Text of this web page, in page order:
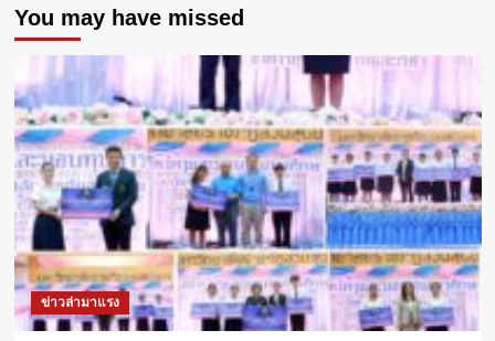
แห่ง
อนาคต
!
จิ
สติ
กส์
(ภาค
พิเศษ)
สวนสุนันทา
ร่วม
กับ
ITBS
LOGISTICS
เรียน
วัน
You may have missed
ข่าวล่ามาแรง